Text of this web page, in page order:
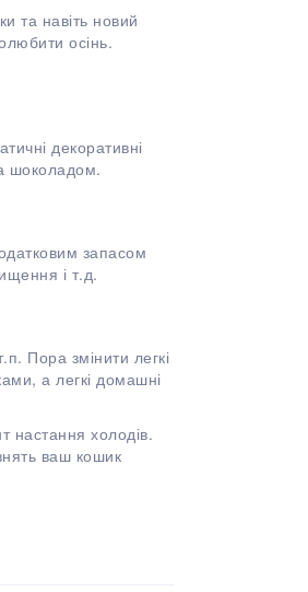
та навіть новий
осінь.
декоративні
шоколадом.
запасом
і т.д.
Пора змінити легкі
а легкі домашні
настання холодів.
ваш кошик